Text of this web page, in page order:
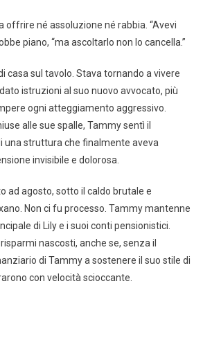
offrire né assoluzione né rabbia. “Avevi
piano, “ma ascoltarlo non lo cancella.”
casa sul tavolo. Stava tornando a vivere
istruzioni al suo nuovo avvocato, più
ogni atteggiamento aggressivo.
alle sue spalle, Tammy sentì il
una struttura che finalmente aveva
invisibile e dolorosa.
ad agosto, sotto il caldo brutale e
Non ci fu processo. Tammy mantenne
di Lily e i suoi conti pensionistici.
nascosti, anche se, senza il
di Tammy a sostenere il suo stile di
con velocità scioccante.